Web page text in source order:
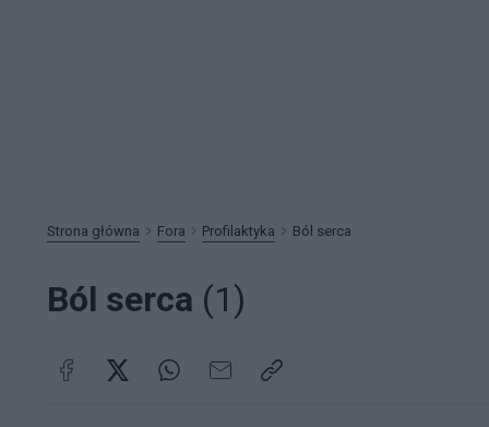
Strona główna Fora Profilaktyka Ból serca
Ból serca (1)